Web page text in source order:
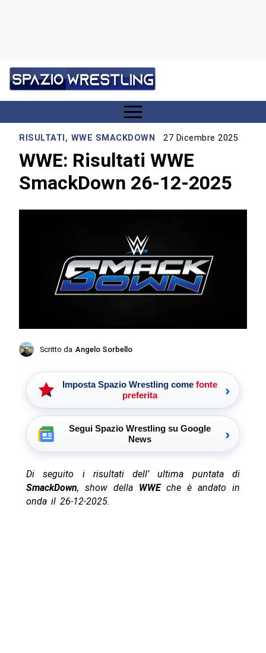
RISULTATI, WWE SMACKDOWN 27 Dicembre 2025
WWE: Risultati WWE
SmackDown 26-12-2025
Scritto da Angelo Sorbello
Imposta Spazio Wrestling come fonte
preferita
›
Segui Spazio Wrestling su Google
News
›
Di seguito i risultati dell’ ultima puntata di
SmackDown, show della WWEche è andato in
onda il 26-12-2025.